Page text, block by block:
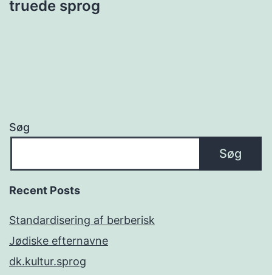
truede sprog
Søg
Søg
Recent Posts
Standardisering af berberisk
Jødiske efternavne
dk.kultur.sprog